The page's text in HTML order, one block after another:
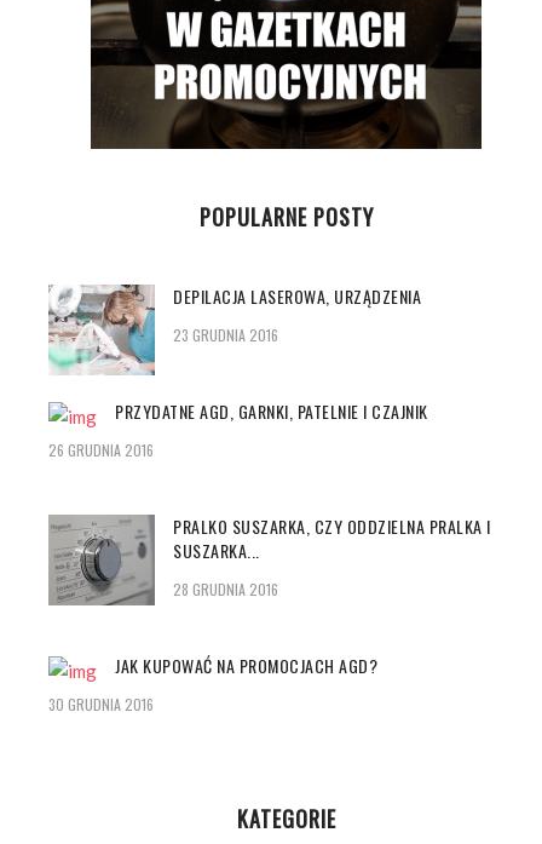
POPULARNE POSTY
DEPILACJA LASEROWA, URZĄDZENIA
23 GRUDNIA 2016
PRZYDATNE AGD, GARNKI, PATELNIE I CZAJNIK
26 GRUDNIA 2016
PRALKO SUSZARKA, CZY ODDZIELNA PRALKA I
SUSZARKA...
28 GRUDNIA 2016
JAK KUPOWAĆ NA PROMOCJACH AGD?
30 GRUDNIA 2016
KATEGORIE